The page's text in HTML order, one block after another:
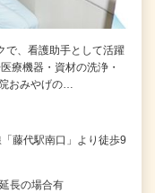
で、看護助手として活躍
療機器・資材の洗浄・
おみやげの…
藤代駅南口」より徒歩9
長の場合有